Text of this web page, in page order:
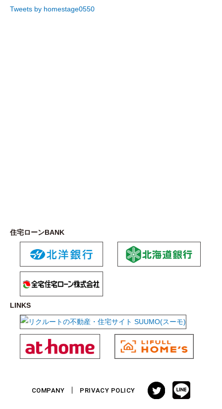
Tweets by homestage0550
住宅ローンBANK
LINKS
COMPANY PRIVACY POLICY